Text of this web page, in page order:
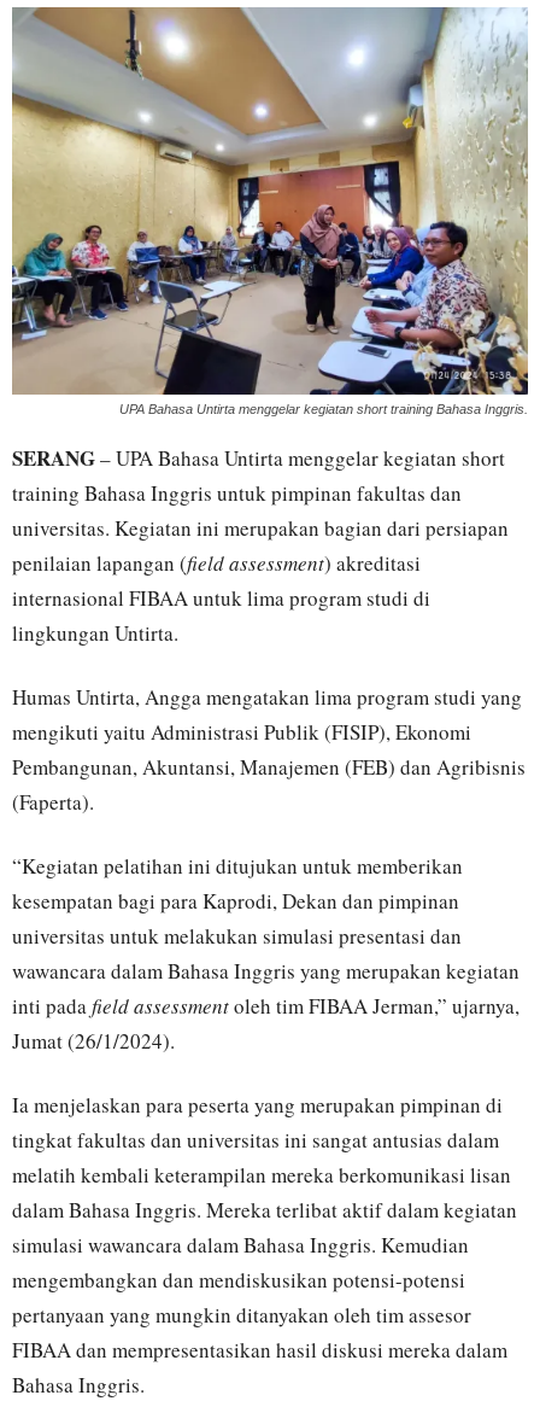
UPA Bahasa Untirta menggelar kegiatan short training Bahasa Inggris.
SERANG– UPA Bahasa Untirta menggelar kegiatan short
training Bahasa Inggris untuk pimpinan fakultas dan
universitas. Kegiatan ini merupakan bagian dari persiapan
penilaian lapangan (field assessment) akreditasi
internasional FIBAA untuk lima program studi di
lingkungan Untirta.
Humas Untirta, Angga mengatakan lima program studi yang
mengikuti yaitu Administrasi Publik (FISIP), Ekonomi
Pembangunan, Akuntansi, Manajemen (FEB) dan Agribisnis
(Faperta).
“Kegiatan pelatihan ini ditujukan untuk memberikan
kesempatan bagi para Kaprodi, Dekan dan pimpinan
universitas untuk melakukan simulasi presentasi dan
wawancara dalam Bahasa Inggris yang merupakan kegiatan
inti padafield assessmentoleh tim FIBAA Jerman,” ujarnya,
Jumat (26/1/2024).
Ia menjelaskan para peserta yang merupakan pimpinan di
tingkat fakultas dan universitas ini sangat antusias dalam
melatih kembali keterampilan mereka berkomunikasi lisan
dalam Bahasa Inggris. Mereka terlibat aktif dalam kegiatan
simulasi wawancara dalam Bahasa Inggris. Kemudian
mengembangkan dan mendiskusikan potensi-potensi
pertanyaan yang mungkin ditanyakan oleh tim assesor
FIBAA dan mempresentasikan hasil diskusi mereka dalam
Bahasa Inggris.